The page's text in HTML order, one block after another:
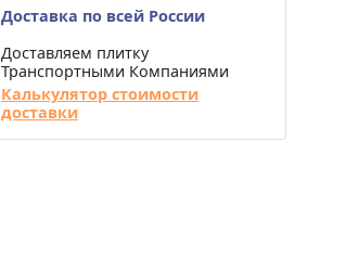
Доставка по всей России
Доставляем плитку
Транспортными Компаниями
Калькулятор стоимости
доставки